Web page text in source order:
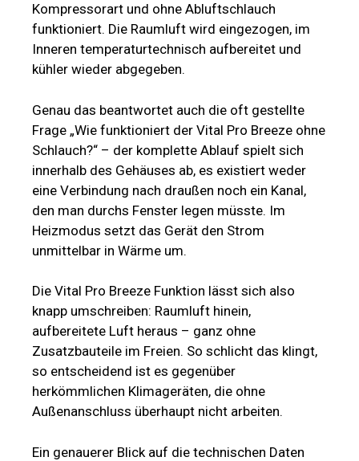
Kompressorart und ohne Abluftschlauch
funktioniert. Die Raumluft wird eingezogen, im
Inneren temperaturtechnisch aufbereitet und
kühler wieder abgegeben.
Genau das beantwortet auch die oft gestellte
Frage „Wie funktioniert der Vital Pro Breeze ohne
Schlauch?“ – der komplette Ablauf spielt sich
innerhalb des Gehäuses ab, es existiert weder
eine Verbindung nach draußen noch ein Kanal,
den man durchs Fenster legen müsste. Im
Heizmodus setzt das Gerät den Strom
unmittelbar in Wärme um.
Die Vital Pro Breeze Funktion lässt sich also
knapp umschreiben: Raumluft hinein,
aufbereitete Luft heraus – ganz ohne
Zusatzbauteile im Freien. So schlicht das klingt,
so entscheidend ist es gegenüber
herkömmlichen Klimageräten, die ohne
Außenanschluss überhaupt nicht arbeiten.
Ein genauerer Blick auf die technischen Daten